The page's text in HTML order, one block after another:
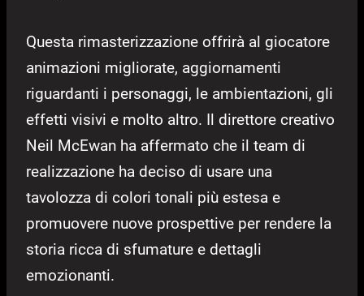
Questa rimasterizzazione offrirà al giocatore
animazioni migliorate, aggiornamenti
riguardanti i personaggi, le ambientazioni, gli
effetti visivi e molto altro. Il direttore creativo
Neil McEwan ha affermato che il team di
realizzazione ha deciso di usare una
tavolozza di colori tonali più estesa e
promuovere nuove prospettive per rendere la
storia ricca di sfumature e dettagli
emozionanti.